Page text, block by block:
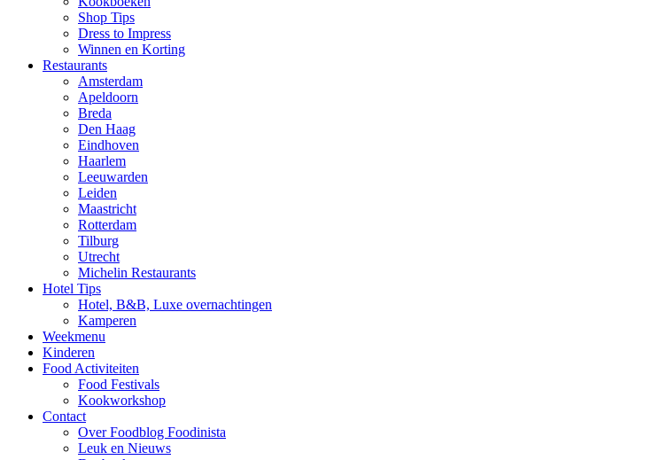
Shop Tips
Dress to Impress
Winnen en Korting
Restaurants
Amsterdam
Apeldoorn
Breda
Den Haag
Eindhoven
Haarlem
Leeuwarden
Leiden
Maastricht
Rotterdam
Tilburg
Utrecht
Michelin Restaurants
Hotel Tips
Hotel, B&B, Luxe overnachtingen
Kamperen
Weekmenu
Kinderen
Food Activiteiten
Food Festivals
Kookworkshop
Contact
Over Foodblog Foodinista
Leuk en Nieuws